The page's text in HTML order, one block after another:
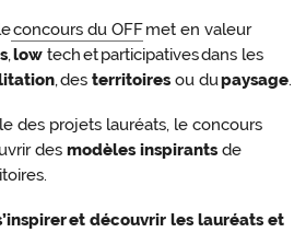
concours du OFFmet en valeur
,low tech et participatives dans les
, des territoires ou dupaysage.
des projets lauréats, le concours
des modèles inspirants de
et découvrir les lauréats et